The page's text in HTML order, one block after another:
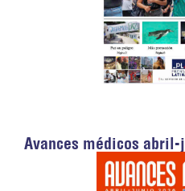
Avances médicos